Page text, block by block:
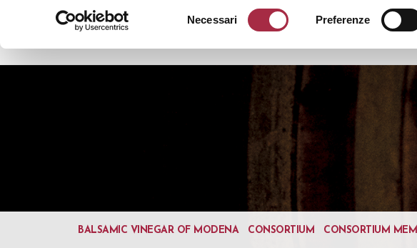
Necessari Preferenze
BALSAMIC VINEGAR OF MODENA CONSORTIUM CONSORTIUM